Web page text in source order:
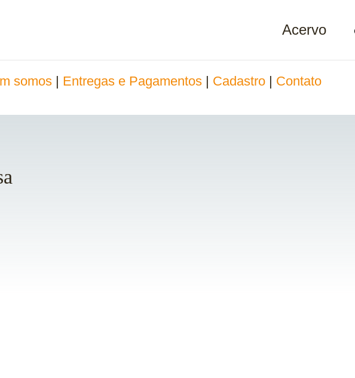
Acervo
somos Entregas e Pagamentos Cadastro Contato